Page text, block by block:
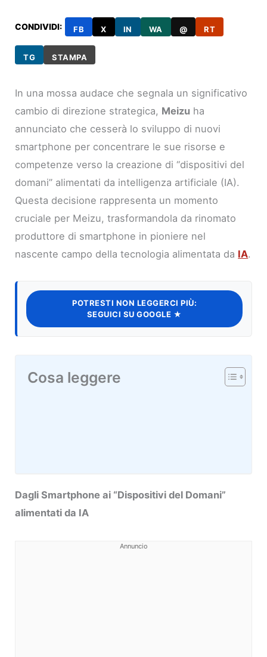
CONDIVIDI: FB X IN WA @ RT
TG STAMPA
In una mossa audace che segnala un significativo
cambio di direzione strategica, Meizu ha
annunciato che cesserà lo sviluppo di nuovi
smartphone per concentrare le sue risorse e
competenze verso la creazione di “dispositivi del
domani” alimentati da intelligenza artificiale (IA).
Questa decisione rappresenta un momento
cruciale per Meizu, trasformandola da rinomato
produttore di smartphone in pioniere nel
nascente campo della tecnologia alimentata da IA.
POTRESTI NON LEGGERCI PIÙ:
SEGUICI SU GOOGLE ★
Cosa leggere
Dagli Smartphone ai “Dispositivi del Domani”
alimentati da IA
Annuncio